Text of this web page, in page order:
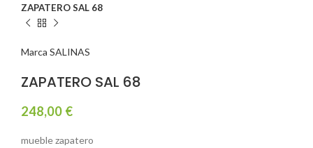
ZAPATERO SAL 68
Marca SALINAS
ZAPATERO SAL 68
248,00 €
mueble zapatero